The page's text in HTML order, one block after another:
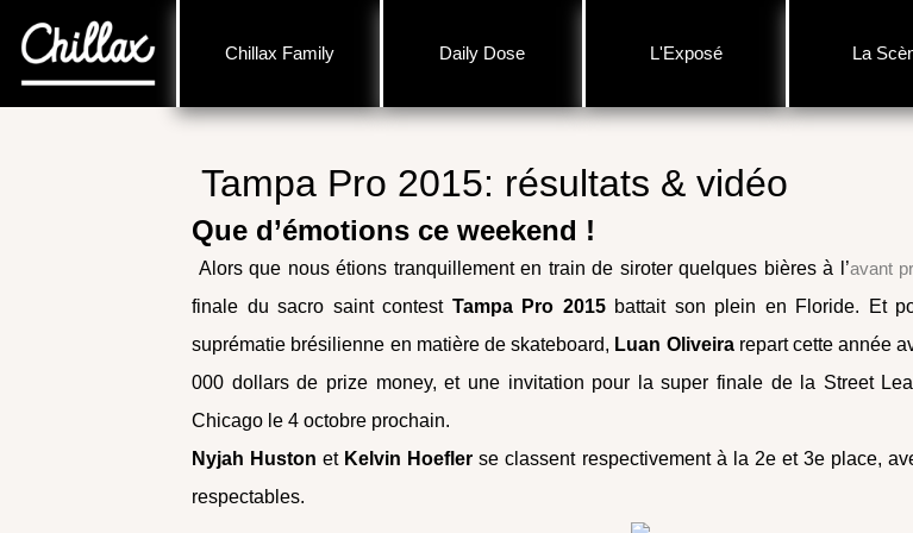
Chillax Family Daily Dose L'Exposé La
Tampa Pro 2015: résultats & vidéo
Que d’émotions ce weekend !
Alors que nous étions tranquillement en train de siroter quelques bières à l’avant
finale du sacro saint contest Tampa Pro 2015 battait son plein en Floride. Et
suprématie brésilienne en matière de skateboard, Luan Oliveirarepart cette année
000 dollars de prize money, et une invitation pour la super finale de la Street
Chicago le 4 octobre prochain.
Nyjah HustonetKelvin Hoefler se classent respectivement à la 2e et 3e place,
respectables.